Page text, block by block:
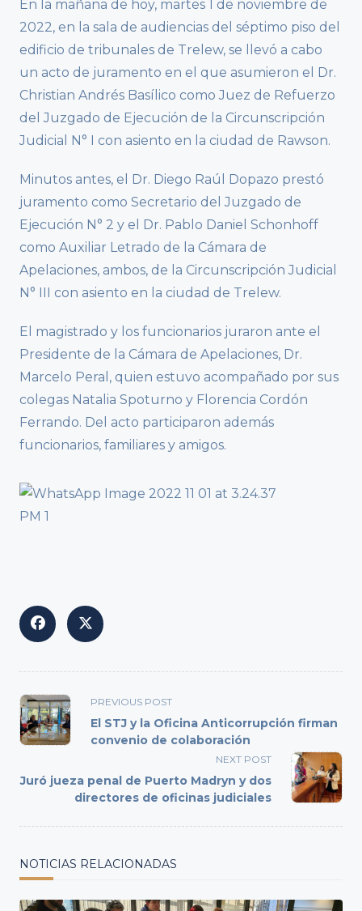
En la mañana de hoy, martes 1 de noviembre de
2022, en la sala de audiencias del séptimo piso del
edificio de tribunales de Trelew, se llevó a cabo
un acto de juramento en el que asumieron el Dr.
Christian Andrés Basílico como Juez de Refuerzo
del Juzgado de Ejecución de la Circunscripción
Judicial N° I con asiento en la ciudad de Rawson.
Minutos antes, el Dr. Diego Raúl Dopazo prestó
juramento como Secretario del Juzgado de
Ejecución N° 2 y el Dr. Pablo Daniel Schonhoff
como Auxiliar Letrado de la Cámara de
Apelaciones, ambos, de la Circunscripción Judicial
N° III con asiento en la ciudad de Trelew.
El magistrado y los funcionarios juraron ante el
Presidente de la Cámara de Apelaciones, Dr.
Marcelo Peral, quien estuvo acompañado por sus
colegas Natalia Spoturno y Florencia Cordón
Ferrando. Del acto participaron además
funcionarios, familiares y amigos.
<span
class="nav-
subtitle
reader-
text">Page</span>
PREVIOUS POST
El STJ y la Oficina Anticorrupción firman
convenio de colaboración
NEXT POST
Juró jueza penal de Puerto Madryn y dos
directores de oficinas judiciales
NOTICIAS RELACIONADAS